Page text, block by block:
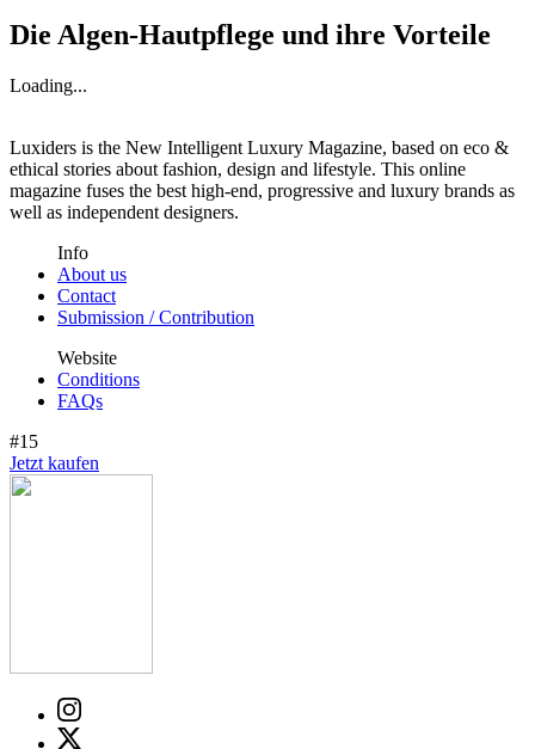
Die Algen-Hautpflege und ihre Vorteile
Loading...
Luxiders is the New Intelligent Luxury Magazine, based on eco &
ethical stories about fashion, design and lifestyle. This online
magazine fuses the best high-end, progressive and luxury brands as
well as independent designers.
Info
About us
Contact
Submission / Contribution
Website
Conditions
FAQs
#15
Jetzt kaufen